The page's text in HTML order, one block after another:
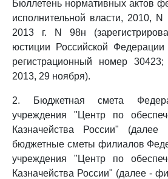
Бюллетень нормативных актов
исполнительной власти, 2010,
2013 г. N 98н
юстиции Российской
регистрационный номер 30423;
2013, 29 ноября).
2. Бюджетная смета
учреждения "Центр по
Казначейства России"
бюджетные сметы филиалов
учреждения "Центр по
Казначейства России" (далее -